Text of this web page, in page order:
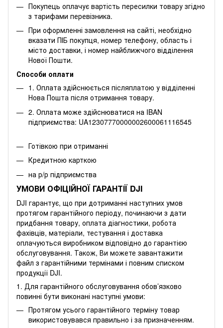
Покупець оплачує вартість пересилки товару згідно
з тарифами перевізника.
При оформленні замовлення на сайті, необхідно
вказати ПІБ покупця, номер телефону, область і
місто доставки, і номер найближчого відділення
Нової Пошти.
Способи оплати
1. Оплата здійснюється післяплатою у відділенні
Нова Пошта після отримання товару.
2. Оплата може здійснюватися на IBAN
підприємства: UA12307770000002600061116545
Готівкою при отриманні
Кредитною карткою
на р/р підприємства
УМОВИ ОФІЦІЙНОЇ ГАРАНТІЇ DJI
DJI гарантує, що при дотриманні наступних умов
протягом гарантійного періоду, починаючи з дати
придбання товару, оплата діагностики, робота
фахівців, матеріали, тестування і доставка
оплачуються виробником відповідно до гарантією
обслуговування. Також, Ви можете завантажити
файл з гарантійними термінами і повним списком
продукції DJI.
1. Для гарантійного обслуговування обов’язково
повинні бути виконані наступні умови:
Протягом усього гарантійного терміну товар
використовувався правильно і за призначенням.